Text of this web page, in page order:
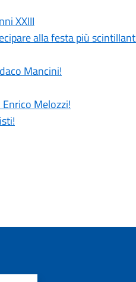
XXIII
alla festa più
Mancini!
Melozzi!